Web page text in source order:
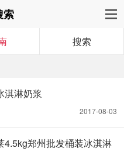
索
搜索
淇淋奶浆
2017-08-03
4.5kg郑州批发桶装冰淇淋